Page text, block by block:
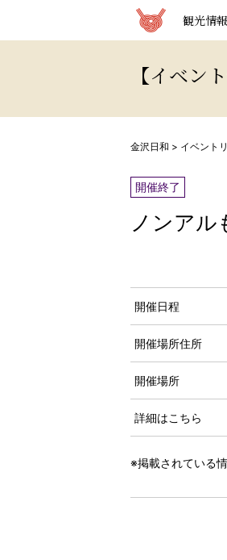
観光情報
【イベン
金沢日和 > イベント
開催終了
ノンアル
開催日程
開催場所住所
開催場所
詳細はこちら
※掲載されている